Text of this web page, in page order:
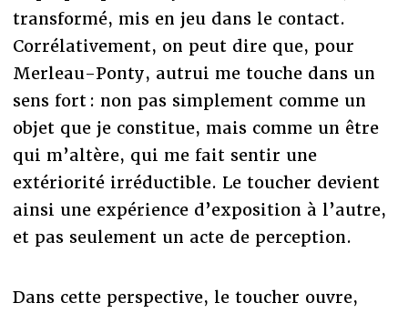
transformé, mis en jeu dans le contact.
Corrélativement, on peut dire que, pour
Merleau-Ponty, autrui me touche dans un
sens fort : non pas simplement comme un
objet que je constitue, mais comme un être
qui m’altère, qui me fait sentir une
extériorité irréductible. Le toucher devient
ainsi une expérience d’exposition à l’autre,
et pas seulement un acte de perception.
Dans cette perspective, le toucher ouvre,